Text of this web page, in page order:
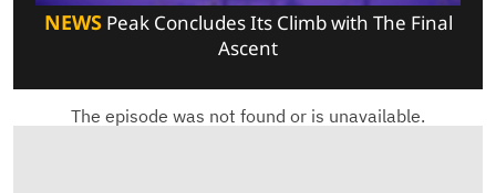
NEWSPeak Concludes Its Climb with The Final
Ascent